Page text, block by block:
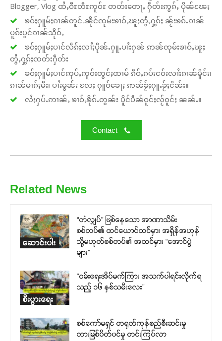
Blogger, Vlog ထႆႇဝီႊတီႊဢူဝ်ႊ တတ်းတေႃႇ ႁဵတ်းဢွၵ်ႇ ပိုၼ်ၽႄႈ
ၶဝ်ႈႁူမ်ႈၵၢၼ်တူင်ႉၼိုင်ၸုမ်းၶၢဝ်ႇၽူႈတွႆႇႁွၵ်ႈ ၼႂ်းၶၵ်ႉၵၢၼ်
ပူၵ်းပွင်ၵၢၼ်သိုဝ်ႇ
ၶဝ်ႈႁူမ်ႈပၢင်လႅၵ်ႈလၢႆႈပိုၼ်ႉႁူႉပၢႆးႁၼ် ဢၼ်ၸုမ်းၶၢဝ်ႇၽူႈ
တွႆႇႁွၵ်ႈၸတ်းႁဵတ်း
ၶဝ်ႈႁူမ်ႈပၢင်ဢုပ်ႇဢူဝ်းတွင်ႈထၢမ် ၵဵဝ်ႇၵပ်းငဝ်းလၢႆးၵၢၼ်မိူင်း၊
ၵၢၼ်မၢၵ်ႈမီး၊ ပၢႆးမွၼ်း လႄႈ ႁူဝ်ၶေႃႈ ဢၼ်ၶႂ်ႈႁူႉၶႂ်ႈငိၼ်း။
လႆႈႁပ်ႉဢၢၼ်ႇ ၶၢဝ်ႇၶိုၵ်ႉတွၼ်း ပိူင်ပဵၼ်ဝူင်ႈလႂ်ဝူင်ႈ ၼၼ်ႉ။
Contact
Related News
ဆောင်းပါး
“တံလျှပ်” ဖြစ်နေသော အာဏာသိမ်း
စစ်တပ်၏ ထင်ယောင်ထင်မှား အရှိန်အဟုန်
သို့မဟုတ်စစ်တပ်၏ အထင်မှား “အောင်ပွဲ
များ”
စီးပွားရေး
“ဝမ်းရေးအိပ်မက်ကြား အသက်ပါရင်းလိုက်ရ
သည့် ၁၆ နှစ်သမီးလေး”
စစ်ကော်မရှင် တရုတ်ကုန်စည်စီးဆင်းမှု
တားမြစ်ပိတ်ပင်မှု တင်းကြပ်လာ